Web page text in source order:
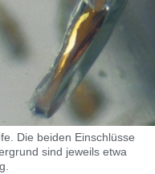
Die beiden Einschlüsse
sind jeweils etwa